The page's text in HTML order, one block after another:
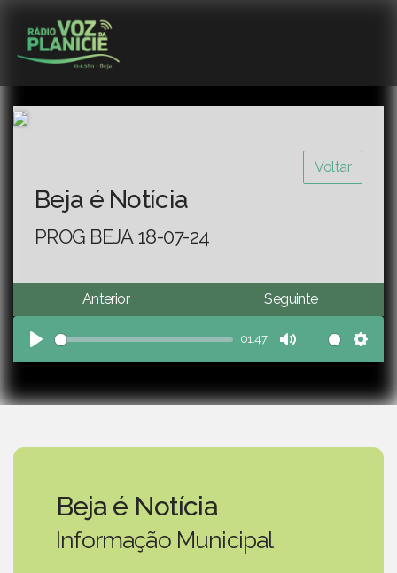
Voltar
Beja é Notícia
PROG BEJA 18-07-24
Anterior Seguinte
Play
01:47
Mute
Beja é Notícia
Informação Municipal